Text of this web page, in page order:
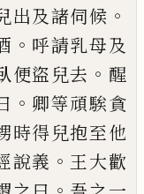
出及諸伺候 。
。 呼請乳母及
便盜兒去 。 醒
。 卿等頑騃貪
時得兒抱至他
說義 。 王大歡